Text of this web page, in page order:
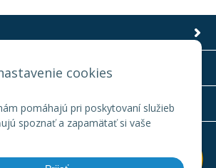
cookies
pomáhajú pri poskytovaní služieb
spoznať a zapamätať si vaše